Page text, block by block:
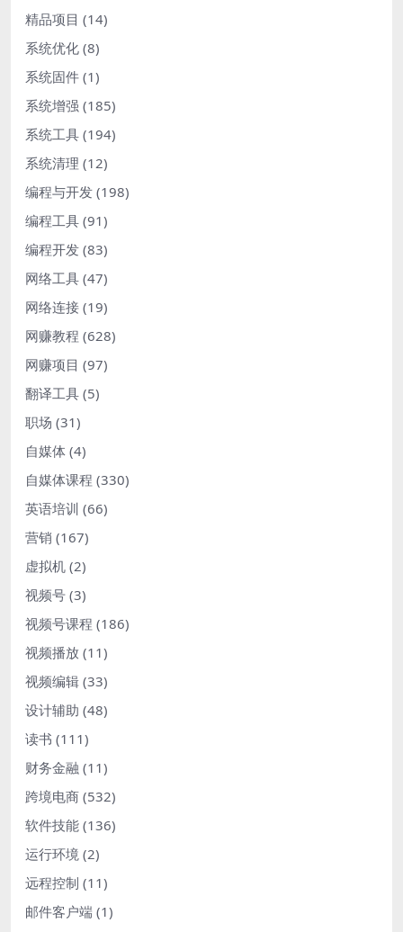
精品项目 (14)
系统优化 (8)
系统固件 (1)
系统增强 (185)
系统工具 (194)
系统清理 (12)
编程与开发 (198)
编程工具 (91)
编程开发 (83)
网络工具 (47)
网络连接 (19)
网赚教程 (628)
网赚项目 (97)
翻译工具 (5)
职场 (31)
自媒体 (4)
自媒体课程 (330)
英语培训 (66)
营销 (167)
虚拟机 (2)
视频号 (3)
视频号课程 (186)
视频播放 (11)
视频编辑 (33)
设计辅助 (48)
读书 (111)
财务金融 (11)
跨境电商 (532)
软件技能 (136)
运行环境 (2)
远程控制 (11)
邮件客户端 (1)